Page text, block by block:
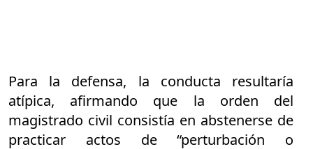
Para la defensa, la conducta resultaría
atípica, afirmando que la orden del
magistrado civil consistía en abstenerse de
practicar actos de “perturbación o